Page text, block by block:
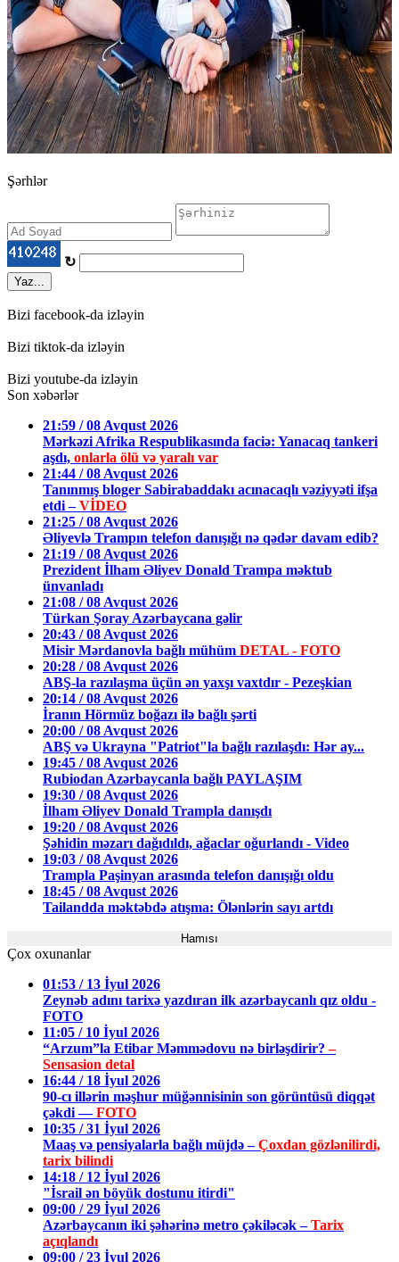
Şərhlər
↻
Yaz...
Bizi facebook-da izləyin
Bizi tiktok-da izləyin
Bizi youtube-da izləyin
Son xəbərlər
21:59 / 08 Avqust 2026
Mərkəzi Afrika Respublikasında faciə: Yanacaq tankeri
aşdı, onlarla ölü və yaralı var
21:44 / 08 Avqust 2026
Tanınmış bloger Sabirabaddakı acınacaqlı vəziyyəti ifşa
etdi –VİDEO
21:25 / 08 Avqust 2026
Əliyevlə Trampın telefon danışığı nə qədər davam edib?
21:19 / 08 Avqust 2026
Prezident İlham Əliyev Donald Trampa məktub
ünvanladı
21:08 / 08 Avqust 2026
Türkan Şoray Azərbaycana gəlir
20:43 / 08 Avqust 2026
Misir Mərdanovla bağlı mühüm DETAL - FOTO
20:28 / 08 Avqust 2026
ABŞ-la razılaşma üçün ən yaxşı vaxtdır - Pezeşkian
20:14 / 08 Avqust 2026
İranın Hörmüz boğazı ilə bağlı şərti
20:00 / 08 Avqust 2026
ABŞ və Ukrayna "Patriot"la bağlı razılaşdı: Hər ay...
19:45 / 08 Avqust 2026
Rubiodan Azərbaycanla bağlı PAYLAŞIM
19:30 / 08 Avqust 2026
İlham Əliyev Donald Trampla danışdı
19:20 / 08 Avqust 2026
Şəhidin məzarı dağıdıldı, ağaclar oğurlandı - Video
19:03 / 08 Avqust 2026
Trampla Paşinyan arasında telefon danışığı oldu
18:45 / 08 Avqust 2026
Tailandda məktəbdə atışma: Ölənlərin sayı artdı
Hamısı
Çox oxunanlar
01:53 / 13 İyul 2026
Zeynəb adını tarixə yazdıran ilk azərbaycanlı qız oldu -
FOTO
11:05 / 10 İyul 2026
“Arzum”la Etibar Məmmədovu nə birləşdirir?–
Sensasion detal
16:44 / 18 İyul 2026
90-cı illərin məşhur müğənnisinin son görüntüsü diqqət
çəkdi —FOTO
10:35 / 31 İyul 2026
Maaş və pensiyalarla bağlı müjdə –Çoxdan gözlənilirdi,
tarix bilindi
14:18 / 12 İyul 2026
"İsrail ən böyük dostunu itirdi"
09:00 / 29 İyul 2026
Azərbaycanın iki şəhərinə metro çəkiləcək –Tarix
açıqlandı
09:00 / 23 İyul 2026